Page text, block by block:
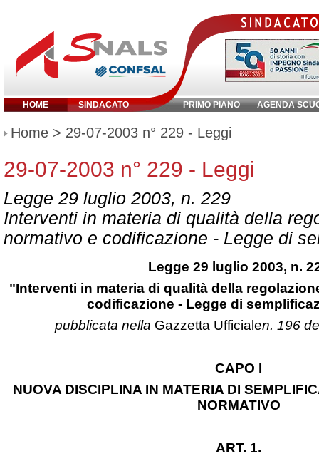
HOME SINDACATO PRIMO PIANO AGENDA
Inserisci parola chiave:
Home > 29-07-2003 n° 229 - Leggi
29-07-2003 n° 229 - Leggi
Legge 29 luglio 2003, n. 229
Interventi in materia di qualità della
normativo e codificazione - Legge di
Legge 29 luglio 2003, n.
"Interventi in materia di qualità della
codificazione - Legge di
pubblicata nella Gazzetta Ufficialen. 196
CAPO I
NUOVA DISCIPLINA IN MATERIA DI
NORMATIVO
ART. 1.